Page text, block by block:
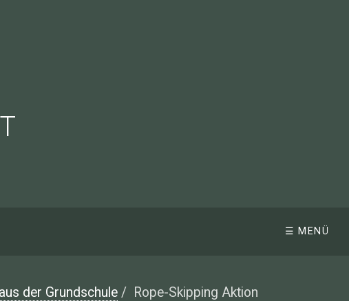
☰ MENÜ
der Grundschule / Rope-Skipping Aktion